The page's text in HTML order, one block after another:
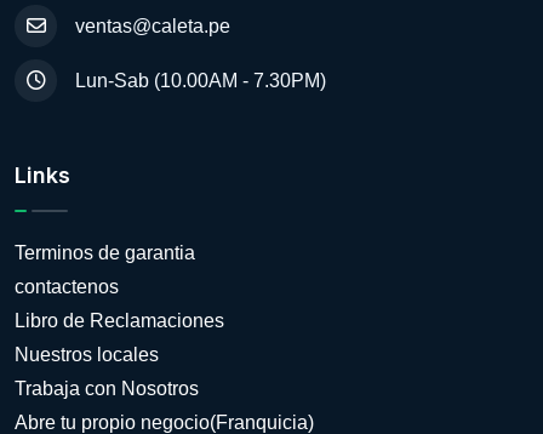
ventas@caleta.pe
Lun-Sab (10.00AM - 7.30PM)
Links
Terminos de garantia
contactenos
Libro de Reclamaciones
Nuestros locales
Trabaja con Nosotros
Abre tu propio negocio(Franquicia)